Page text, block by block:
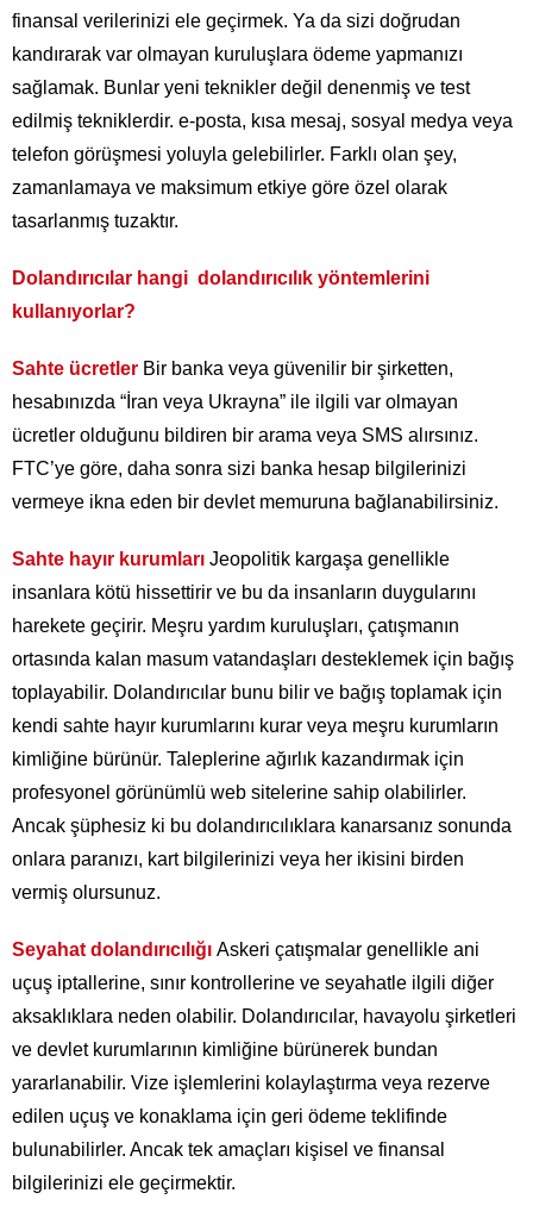
finansal verilerinizi ele geçirmek. Ya da sizi doğrudan
kandırarak var olmayan kuruluşlara ödeme yapmanızı
sağlamak. Bunlar yeni teknikler değil denenmiş ve test
edilmiş tekniklerdir. e-posta, kısa mesaj, sosyal medya veya
telefon görüşmesi yoluyla gelebilirler. Farklı olan şey,
zamanlamaya ve maksimum etkiye göre özel olarak
tasarlanmış tuzaktır.
Dolandırıcılar hangi dolandırıcılık yöntemlerini
kullanıyorlar?
Sahte ücretler Bir banka veya güvenilir bir şirketten,
hesabınızda “İran veya Ukrayna” ile ilgili var olmayan
ücretler olduğunu bildiren bir arama veya SMS alırsınız.
FTC’ye göre, daha sonra sizi banka hesap bilgilerinizi
vermeye ikna eden bir devlet memuruna bağlanabilirsiniz.
Sahte hayır kurumları Jeopolitik kargaşa genellikle
insanlara kötü hissettirir ve bu da insanların duygularını
harekete geçirir. Meşru yardım kuruluşları, çatışmanın
ortasında kalan masum vatandaşları desteklemek için bağış
toplayabilir. Dolandırıcılar bunu bilir ve bağış toplamak için
kendi sahte hayır kurumlarını kurar veya meşru kurumların
kimliğine bürünür. Taleplerine ağırlık kazandırmak için
profesyonel görünümlü web sitelerine sahip olabilirler.
Ancak şüphesiz ki bu dolandırıcılıklara kanarsanız sonunda
onlara paranızı, kart bilgilerinizi veya her ikisini birden
vermiş olursunuz.
Seyahat dolandırıcılığı Askeri çatışmalar genellikle ani
uçuş iptallerine, sınır kontrollerine ve seyahatle ilgili diğer
aksaklıklara neden olabilir. Dolandırıcılar, havayolu şirketleri
ve devlet kurumlarının kimliğine bürünerek bundan
yararlanabilir. Vize işlemlerini kolaylaştırma veya rezerve
edilen uçuş ve konaklama için geri ödeme teklifinde
bulunabilirler. Ancak tek amaçları kişisel ve finansal
bilgilerinizi ele geçirmektir.